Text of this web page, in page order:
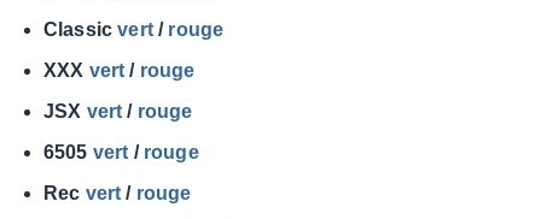
Clas­sicvert/ rouge
XXX vert / rouge
JSX vert / rouge
6505 vert / rouge
Rec vert / rouge